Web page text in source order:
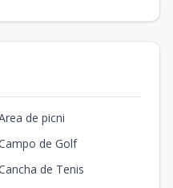
de picni
de Golf
de Tenis